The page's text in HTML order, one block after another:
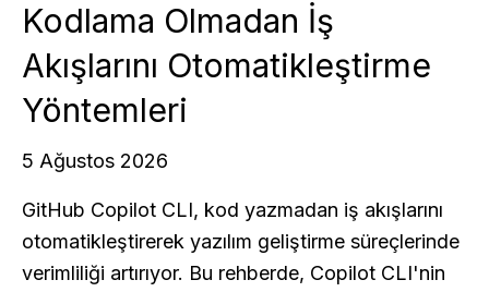
Kodlama Olmadan İş
Akışlarını Otomatikleştirme
Yöntemleri
5 Ağustos 2026
GitHub Copilot CLI, kod yazmadan iş akışlarını
otomatikleştirerek yazılım geliştirme süreçlerinde
verimliliği artırıyor. Bu rehberde, Copilot CLI'nin